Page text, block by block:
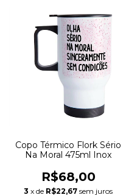
Copo Térmico Flork Sério
Na Moral 475ml Inox
R$68,00
3 x de R$22,67 sem juros